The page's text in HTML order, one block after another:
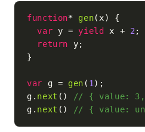
function* gen(x) {
var y = yield x + 2;
return y;
}
var g = gen ( 1);
g. next ()
// { value:
g. next () // { value: